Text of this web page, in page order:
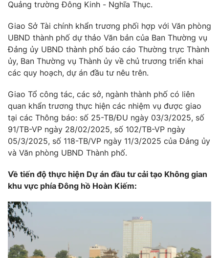
Sản phẩm
Thị trường
Tư vấn
Lịch phát sóng
Chuyên mục khác
Emagazine Podcast
Photo Infographic
Video Shorts video
VTV Sức khoẻ Bất động sản
Thị trường 24h Tấm lòng Việt
VTV4 Vươn mình bằng AI
Quảng trường Đông Kinh - Nghĩa Thục.
Giao Sở Tài chính khẩn trương phối hợp với Văn phòng
UBND thành phố dự thảo Văn bản của Ban Thường vụ
Đảng ủy UBND thành phố báo cáo Thường trực Thành
ủy, Ban Thường vụ Thành ủy về chủ trương triển khai
các quy hoạch, dự án đầu tư nêu trên.
Giao Tổ công tác, các sở, ngành thành phố có liên
quan khẩn trương thực hiện các nhiệm vụ được giao
tại các Thông báo: số 25-TB/ĐU ngày 03/3/2025, số
91/TB-VP ngày 28/02/2025, số 102/TB-VP ngày
05/3/2025, số 118-TB/VP ngày 11/3/2025 của Đảng ủy
và Văn phòng UBND Thành phố.
Về tiến độ thực hiện Dự án đầu tư cải tạo Không gian
khu vực phía Đông hồ Hoàn Kiếm: